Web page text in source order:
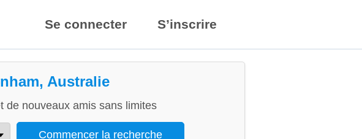
Se connecter S’inscrire
Australie
de nouveaux amis sans limites